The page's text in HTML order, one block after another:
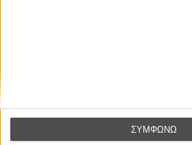
ΣΥΜΦΩΝΩ